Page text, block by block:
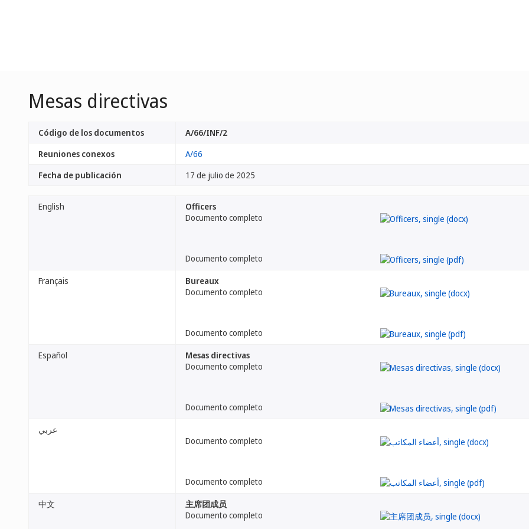
Mesas directivas
Código de los documentos
A/66/INF/2
Reuniones conexos
A/66
Fecha de publicación
17 de julio de 2025
English
Officers
Documento completo
Documento completo
Français
Bureaux
Documento completo
Documento completo
Español
Mesas directivas
Documento completo
Documento completo
عربي
Documento completo
Documento completo
中文
主席团成员
Documento completo